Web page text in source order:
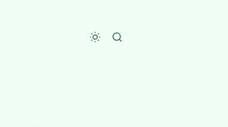
Toggle dark mode